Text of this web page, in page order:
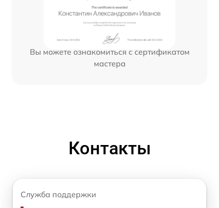
Вы можете ознакомиться с сертификатом
мастера
Контакты
Служба поддержки